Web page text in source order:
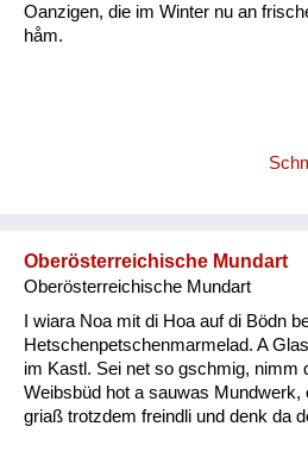
Oanzigen, die im Winter nu an
håm.
Oberösterreichische Mundart
Oberösterreichische Mundart
I wiara Noa mit di Hoa auf di Bödn
Hetschenpetschenmarmelad. A
im Kastl. Sei net so gschmig, nimm
Weibsbüd hot a sauwas Mundwerk,
griaß trotzdem freindli und denk da